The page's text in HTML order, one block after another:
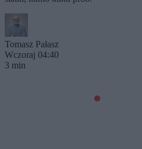
Tomasz Pałasz
Wczoraj 04:40
3 min